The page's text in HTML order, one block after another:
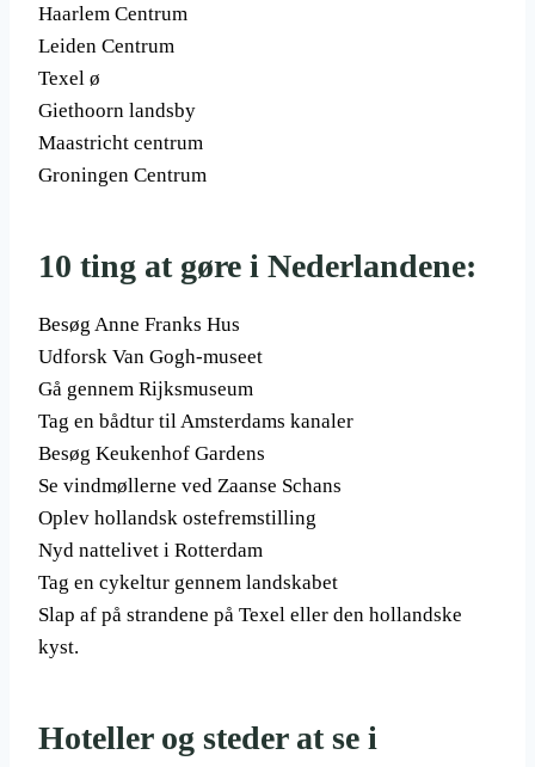
Haarlem Centrum
Leiden Centrum
Texel ø
Giethoorn landsby
Maastricht centrum
Groningen Centrum
10 ting at gøre i Nederlandene:
Besøg Anne Franks Hus
Udforsk Van Gogh-museet
Gå gennem Rijksmuseum
Tag en bådtur til Amsterdams kanaler
Besøg Keukenhof Gardens
Se vindmøllerne ved Zaanse Schans
Oplev hollandsk ostefremstilling
Nyd nattelivet i Rotterdam
Tag en cykeltur gennem landskabet
Slap af på strandene på Texel eller den hollandske
kyst.
Hoteller og steder at se i